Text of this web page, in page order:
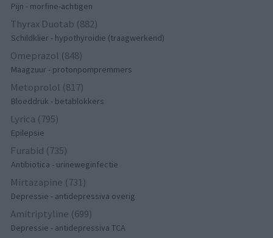
Pijn - morfine-achtigen
Thyrax Duotab (882)
Schildklier - hypothyroidie (traagwerkend)
Omeprazol (848)
Maagzuur - protonpompremmers
Metoprolol (817)
Bloeddruk - betablokkers
Lyrica (795)
Epilepsie
Furabid (735)
Antibiotica - urineweginfectie
Mirtazapine (731)
Depressie - antidepressiva overig
Amitriptyline (699)
Depressie - antidepressiva TCA